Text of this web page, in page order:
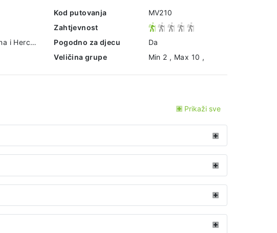
Jungle Travel d.o.o. Sarajevo, Bosna i Hercegovina
Kod putovanja
MV210
Zahtjevnost
Pogodno za djecu
Da
Veličina grupe
Min 2 , Max 10 ,
Prikaži sve